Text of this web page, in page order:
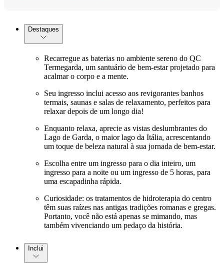
Destaques
Recarregue as baterias no ambiente sereno do QC
Termegarda, um santuário de bem-estar projetado para
acalmar o corpo e a mente.
Seu ingresso inclui acesso aos revigorantes banhos
termais, saunas e salas de relaxamento, perfeitos para
relaxar depois de um longo dia!
Enquanto relaxa, aprecie as vistas deslumbrantes do
Lago de Garda, o maior lago da Itália, acrescentando
um toque de beleza natural à sua jornada de bem-estar.
Escolha entre um ingresso para o dia inteiro, um
ingresso para a noite ou um ingresso de 5 horas, para
uma escapadinha rápida.
Curiosidade: os tratamentos de hidroterapia do centro
têm suas raízes nas antigas tradições romanas e gregas.
Portanto, você não está apenas se mimando, mas
também vivenciando um pedaço da história.
Inclui